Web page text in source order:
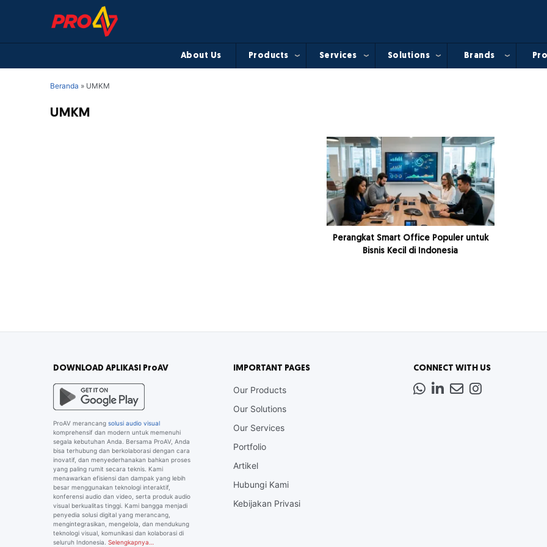
About Us Products Services Solutions Brands
Beranda » UMKM
UMKM
Perangkat Smart Office Populer untuk
Bisnis Kecil di Indonesia
DOWNLOAD APLIKASI ProAV
ProAV merancang solusi audio visual
komprehensif dan modern untuk memenuhi
segala kebutuhan Anda. Bersama ProAV, Anda
bisa terhubung dan berkolaborasi dengan cara
inovatif, dan menyederhanakan bahkan proses
yang paling rumit secara teknis. Kami
menawarkan efisiensi dan dampak yang lebih
besar menggunakan teknologi interaktif,
konferensi audio dan video, serta produk audio
visual berkualitas tinggi. Kami bangga menjadi
penyedia solusi digital yang merancang,
mengintegrasikan, mengelola, dan mendukung
teknologi visual, komunikasi dan kolaborasi di
seluruh Indonesia. Selengkapnya…
IMPORTANT PAGES
Our Products
Our Solutions
Our Services
Portfolio
Artikel
Hubungi Kami
Kebijakan Privasi
CONNECT WITH US
Whatsapp
LinkedIn
NewsInstagram